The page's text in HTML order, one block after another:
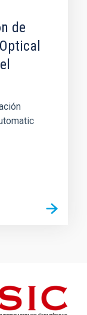
de